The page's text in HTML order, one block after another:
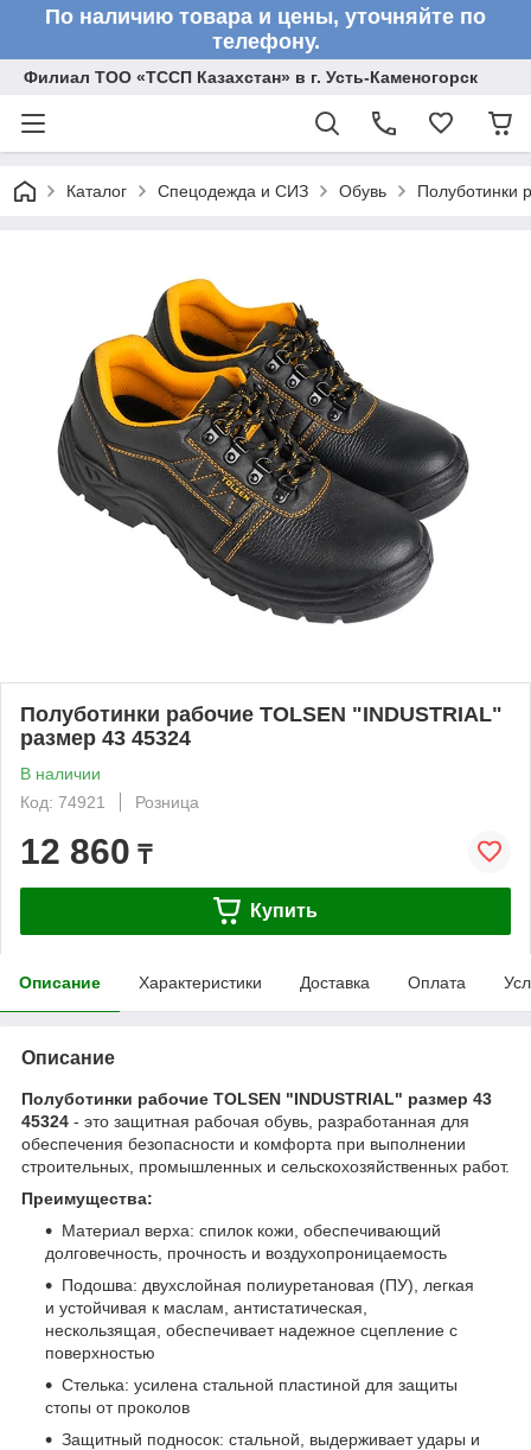
По наличию товара и цены, уточняйте по
телефону.
Филиал ТОО «ТССП Казахстан» в г. Усть-Каменогорск
Каталог Спецодежда и СИЗ Обувь Полуботинки
Полуботинки рабочие TOLSEN "INDUSTRIAL"
размер 43 45324
В наличии
Код: 74921
Розница
12 860 ₸
Купить
Описание Характеристики Доставка Оплата
Описание
Полуботинки рабочие TOLSEN "INDUSTRIAL" размер 43
45324 - это защитная рабочая обувь, разработанная для
обеспечения безопасности и комфорта при выполнении
строительных, промышленных и сельскохозяйственных работ.
Преимущества:
Материал верха: спилок кожи, обеспечивающий
долговечность, прочность и воздухопроницаемость
Подошва: двухслойная полиуретановая (ПУ), легкая
и устойчивая к маслам, антистатическая,
нескользящая, обеспечивает надежное сцепление с
поверхностью
Стелька: усилена стальной пластиной для защиты
стопы от проколов
Защитный подносок: стальной, выдерживает удары и